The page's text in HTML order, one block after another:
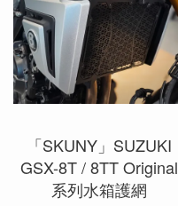
「SKUNY」SUZUKI
GSX-8T / 8TT Original
系列水箱護網